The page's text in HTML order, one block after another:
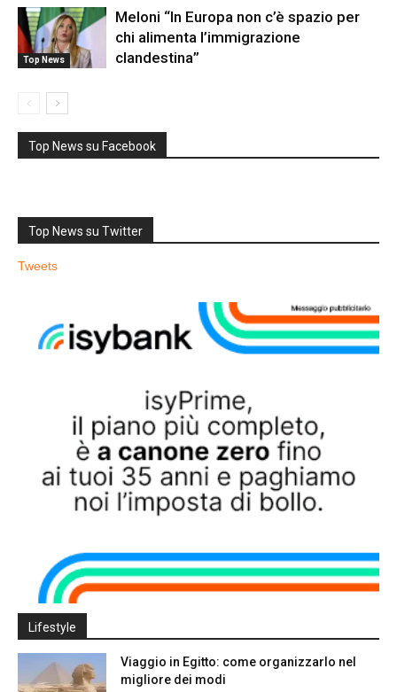
Top News
Meloni “In Europa non c’è spazio per
chi alimenta l’immigrazione
clandestina”
Top News su Facebook
Top News su Twitter
Tweets
Lifestyle
Viaggio in Egitto: come organizzarlo nel
migliore dei modi